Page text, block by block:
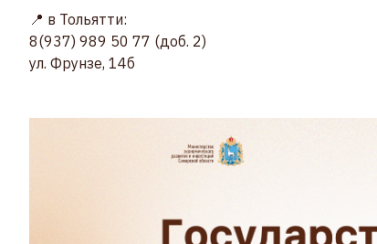
📍 в Тольятти:
8(937) 989 50 77 (доб. 2)
ул. Фрунзе, 14б